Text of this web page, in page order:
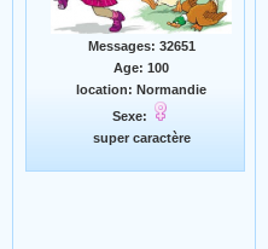
Messages: 32651
Age: 100
location: Normandie
Sexe:
super caractère